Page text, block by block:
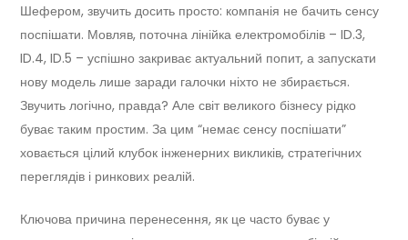
Шефером, звучить досить просто: компанія не бачить сенсу
поспішати. Мовляв, поточна лінійка електромобілів – ID.3,
ID.4, ID.5 – успішно закриває актуальний попит, а запускати
нову модель лише заради галочки ніхто не збирається.
Звучить логічно, правда? Але світ великого бізнесу рідко
буває таким простим. За цим “немає сенсу поспішати”
ховається цілий клубок інженерних викликів, стратегічних
переглядів і ринкових реалій.
Ключова причина перенесення, як це часто буває у